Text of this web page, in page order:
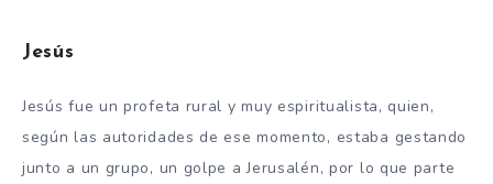
Jesús
Jesús fue un profeta rural y muy espiritualista, quien,
según las autoridades de ese momento, estaba gestando
junto a un grupo, un golpe a Jerusalén, por lo que parte